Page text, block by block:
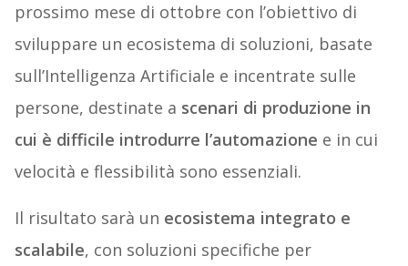
prossimo mese di ottobre con l’obiettivo di
sviluppare un ecosistema di soluzioni, basate
sull’Intelligenza Artificiale e incentrate sulle
persone, destinate a scenari di produzione in
cui è difficile introdurre l’automazione e in cui
velocità e flessibilità sono essenziali.
Il risultato sarà un ecosistema integrato e
scalabile, con soluzioni specifiche per